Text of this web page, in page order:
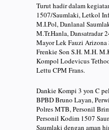
Turut hadir dalam
1507/Saumlaki, Letkol
M.I.Pol, Danlanal
M.Tr.Hanla, Dansatradar
Mayor Lek Fauzi
Frenkie Son S.H. M.H.
Kompol Lodevicus
Lettu CPM Frans.
Dankie Kompi 3 yon C
BPBD Bruno Layan,
Polres MTB, Personil
Personil Kodim 1507
Saumlaki dengan aman